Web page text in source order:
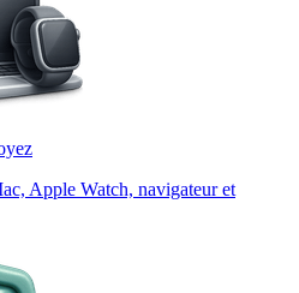
Apple Watch, navigateur et